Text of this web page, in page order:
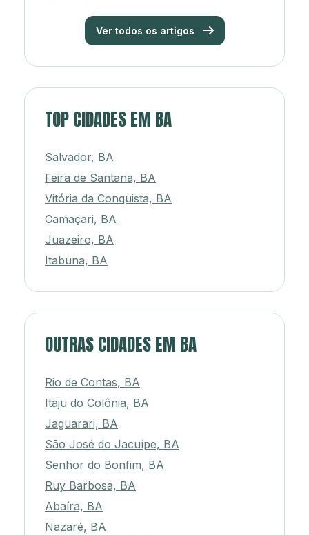
Ver todos os artigos
TOP CIDADES EM BA
Salvador, BA
Feira de Santana, BA
Vitória da Conquista, BA
Camaçari, BA
Juazeiro, BA
Itabuna, BA
OUTRAS CIDADES EM BA
Rio de Contas, BA
Itaju do Colônia, BA
Jaguarari, BA
São José do Jacuípe, BA
Senhor do Bonfim, BA
Ruy Barbosa, BA
Abaíra, BA
Nazaré, BA